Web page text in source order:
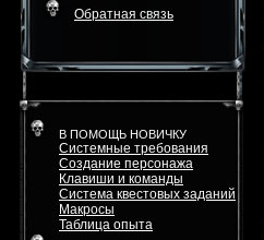
Обратная связь
В ПОМОЩЬ НОВИЧКУ
Системные требования
Создание персонажа
Клавиши и команды
Система квестовых заданий
Макросы
Таблица опыта